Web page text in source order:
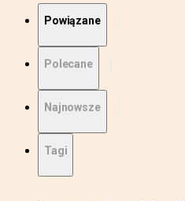
Powiązane
Polecane
Najnowsze
Tagi